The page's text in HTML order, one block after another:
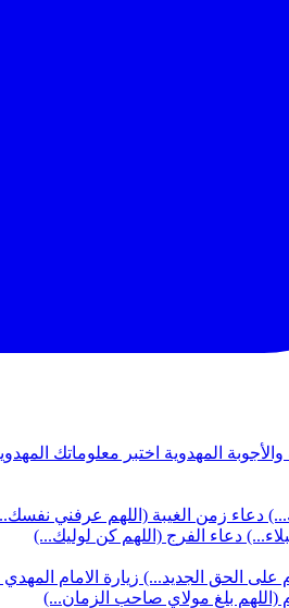
والأجوبة المهدوية اختبر معلوماتك
دعاء زمن الغيبة (اللهم عرفني
دعاء الفرج (اللهم كن لوليك...)
على الحق الجديد...) زيارة الامام
(اللهم بلغ مولاي صاحب الزمان...)